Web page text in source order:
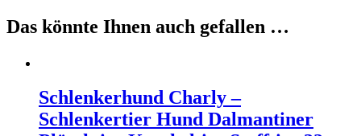
Das könnte Ihnen auch gefallen …
Schlenkerhund Charly –
Schlenkertier Hund Dalmantiner